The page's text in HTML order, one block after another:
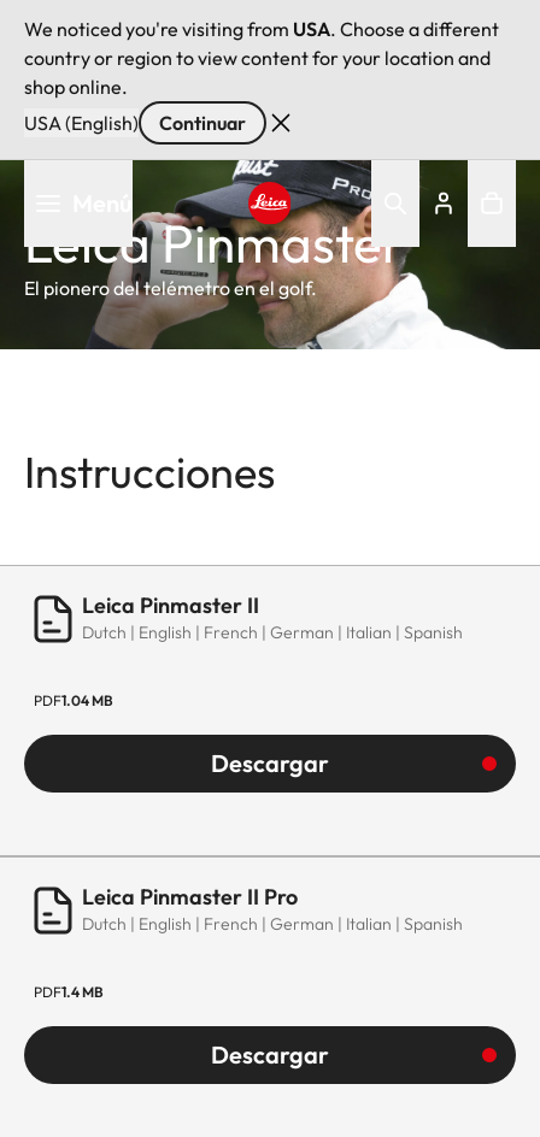
We noticed you're visiting from USA. Choose a different
country or region to view content for your location and
shop online.
USA (English)
Continuar
principal
Leica logo - Home
Leica Pinmaster
El pionero del telémetro en el golf.
Instrucciones
Leica Pinmaster II
Dutch | English | French | German | Italian | Spanish
PDF1.04 MB
Descargar
Leica Pinmaster II Pro
Dutch | English | French | German | Italian | Spanish
PDF1.4 MB
Descargar